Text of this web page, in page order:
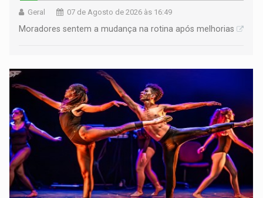
Geral 07 de Agosto de 2026 às 16:49
Moradores sentem a mudança na rotina após melhorias